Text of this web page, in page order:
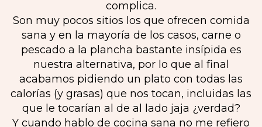
complica.
Son muy pocos sitios los que ofrecen comida
sana y en la mayoría de los casos, carne o
pescado a la plancha bastante insípida es
nuestra alternativa, por lo que al final
acabamos pidiendo un plato con todas las
calorías (y grasas) que nos tocan, incluidas las
que le tocarían al de al lado jaja ¿verdad?
Y cuando hablo de cocina sana no me refiero